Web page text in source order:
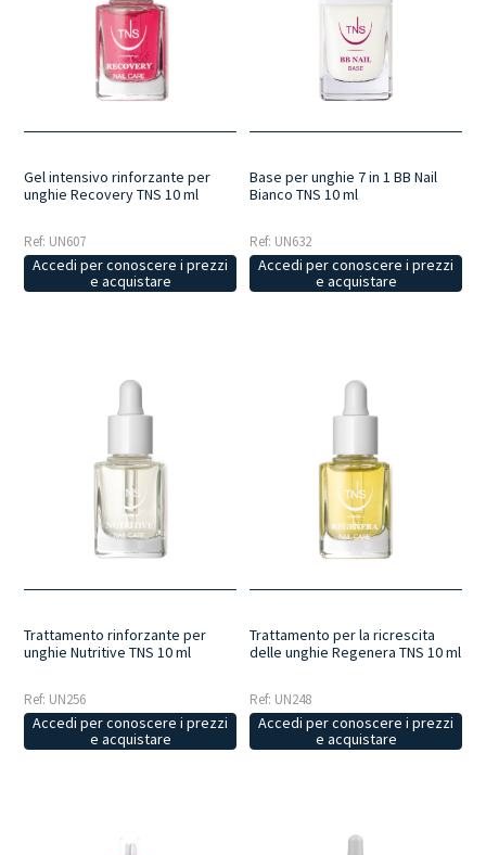
Gel intensivo rinforzante per
unghie Recovery TNS 10 ml
Ref: UN607
Accedi per conoscere i prezzi
e acquistare
Base per unghie 7 in 1 BB Nail
Bianco TNS 10 ml
Ref: UN632
Accedi per conoscere i prezzi
e acquistare
Trattamento rinforzante per
unghie Nutritive TNS 10 ml
Ref: UN256
Accedi per conoscere i prezzi
e acquistare
Trattamento per la ricrescita
delle unghie Regenera TNS 10 ml
Ref: UN248
Accedi per conoscere i prezzi
e acquistare